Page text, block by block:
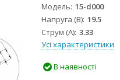
Модель 15-d000
Напруга (В) 19.5
Струм (А) 3.33
Усі характеристики
В наявності